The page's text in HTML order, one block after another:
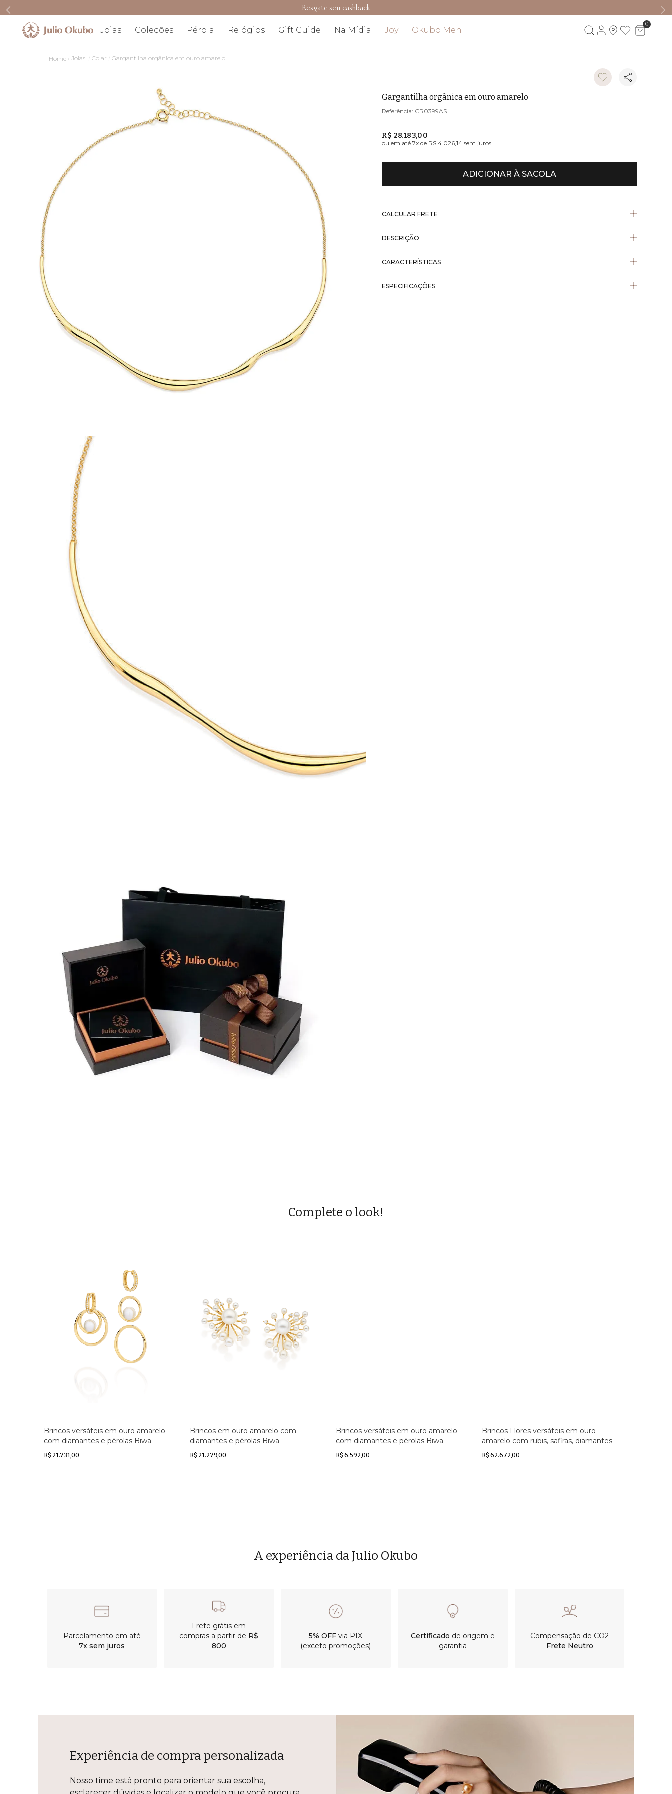
Resgate seu cashback
Joias Coleções Pérola Relógios Gift Guide Na Mídia Joy Okubo Men
0
Joias Colar Gargantilha orgânica em ouro amarelo
Gargantilha orgânica em ouro amarelo
CR0399AS
R$ 28.183,00
ou em até7x de R$ 4.026,14 sem juros
ADICIONAR À SACOLA
CALCULAR FRETE
DESCRIÇÃO
CARACTERÍSTICAS
ESPECIFICAÇÕES
Complete o look!
Brincos versáteis em ouro amarelo
com diamantes e pérolas Biwa
R$ 21.731,00
Brincos em ouro amarelo com
diamantes e pérolas Biwa
R$ 21.279,00
Brincos versáteis em ouro amarelo
com diamantes e pérolas Biwa
R$ 6.592,00
Brincos Flores versáteis em ouro
amarelo com rubis, safiras, diamantes
e pérolas Akoya
R$ 62.672,00
A experiência da Julio Okubo
Parcelamento em até
7x sem juros
Frete grátis em
compras a partir de R$
800
5% OFF via PIX
(exceto promoções)
Certificado de origem e
garantia
Compensação de CO2
Frete Neutro
Experiência de compra personalizada
Nosso time está pronto para orientar sua escolha,